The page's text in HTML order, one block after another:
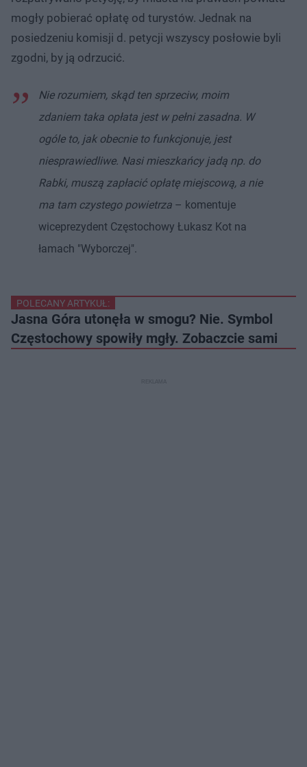
mogły pobierać opłatę od turystów. Jednak na
posiedzeniu komisji d. petycji wszyscy posłowie byli
zgodni, by ją odrzucić.
Nie rozumiem, skąd ten sprzeciw, moim
zdaniem taka opłata jest w pełni zasadna. W
ogóle to, jak obecnie to funkcjonuje, jest
niesprawiedliwe. Nasi mieszkańcy jadą np. do
Rabki, muszą zapłacić opłatę miejscową, a nie
ma tam czystego powietrza – komentuje
wiceprezydent Częstochowy Łukasz Kot na
łamach "Wyborczej".
POLECANY ARTYKUŁ:
Jasna Góra utonęła w smogu? Nie. Symbol
Częstochowy spowiły mgły. Zobaczcie sami